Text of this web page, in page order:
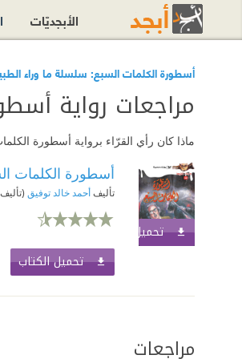
أسطورة الكلمات السبع: سلسلة ما وراء
مراجعات رواية
ماذا كان رأي القرّاء برواية أسطورة الكلمات السبع: سلسلة ما وراء
تحميل الكتاب اشترك الآن
أسطورة الكلمات
تأليفأحمد خالد توفيق
تحميل الكتاب
مراجعات
الأبجديّات